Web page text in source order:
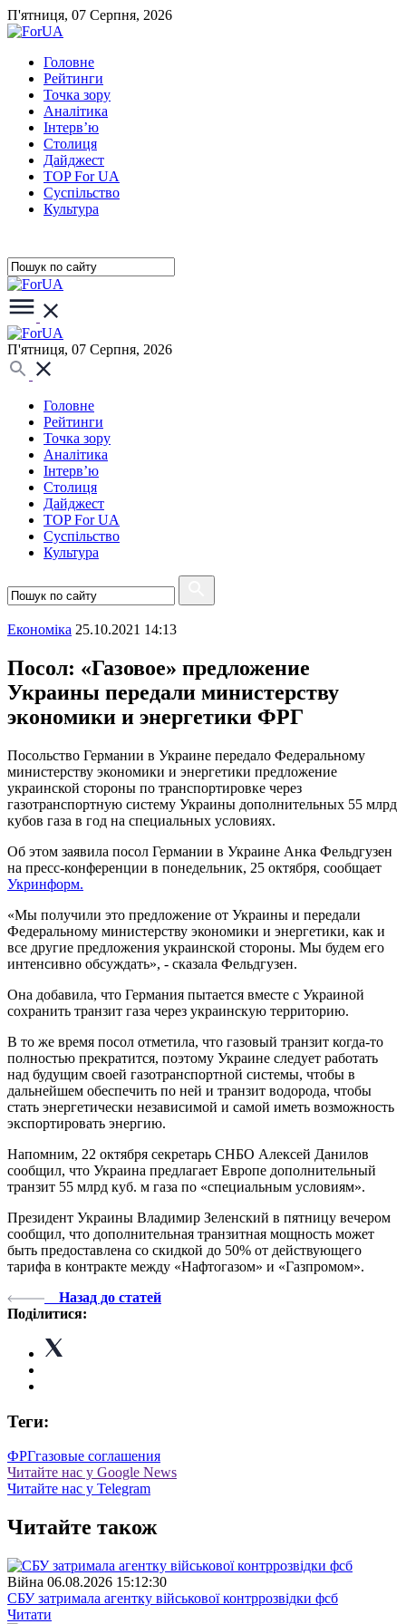
П'ятниця, 07 Серпня, 2026
Головне
Рейтинги
Точка зору
Аналітика
Інтерв’ю
Столиця
Дайджест
TOP For UA
Суспiльство
Культура
П'ятниця, 07 Серпня, 2026
Головне
Рейтинги
Точка зору
Аналітика
Інтерв’ю
Столиця
Дайджест
TOP For UA
Суспiльство
Культура
Економіка 25.10.2021 14:13
Посол: «Газовое» предложение
Украины передали министерству
экономики и энергетики ФРГ
Посольство Германии в Украине передало Федеральному
министерству экономики и энергетики предложение
украинской стороны по транспортировке через
газотранспортную систему Украины дополнительных 55 млрд
кубов газа в год на специальных условиях.
Об этом заявила посол Германии в Украине Анка Фельдгузен
на пресс-конференции в понедельник, 25 октября, сообщает
Укринформ.
«Мы получили это предложение от Украины и передали
Федеральному министерству экономики и энергетики, как и
все другие предложения украинской стороны. Мы будем его
интенсивно обсуждать», - сказала Фельдгузен.
Она добавила, что Германия пытается вместе с Украиной
сохранить транзит газа через украинскую территорию.
В то же время посол отметила, что газовый транзит когда-то
полностью прекратится, поэтому Украине следует работать
над будущим своей газотранспортной системы, чтобы в
дальнейшем обеспечить по ней и транзит водорода, чтобы
стать энергетически независимой и самой иметь возможность
экспортировать энергию.
Напомним, 22 октября секретарь СНБО Алексей Данилов
сообщил, что Украина предлагает Европе дополнительный
транзит 55 млрд куб. м газа по «специальным условиям».
Президент Украины Владимир Зеленский в пятницу вечером
сообщил, что дополнительная транзитная мощность может
быть предоставлена ​​со скидкой до 50% от действующего
тарифа в контракте между «Нафтогазом» и «Газпромом».
Назад до статей
Поділитися:
Теги:
ФРГгазовые соглашения
Читайте нас у Google News
Читайте нас у Telegram
Читайте також
Війна 06.08.2026 15:12:30
СБУ затримала агентку військової контррозвідки фсб
Читати